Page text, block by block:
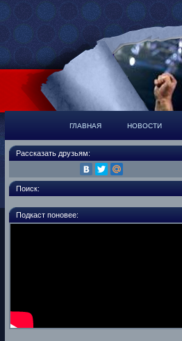
ГЛАВНАЯ НОВОСТИ
Рассказать друзьям:
Поиск:
Подкаст поновее: